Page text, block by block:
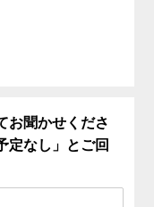
お聞かせくださ
定なし」とご回